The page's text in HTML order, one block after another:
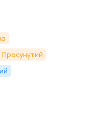
Просунутий